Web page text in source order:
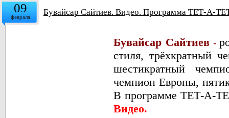
09
февраля Бувайсар Сайтиев. Видео. Программа ТЕТ-А-
Бувайсар Сайтиев-
стиля, трёхкратный
шестикратный
чемпион Европы,
В программе ТЕТ-А-
Видео.